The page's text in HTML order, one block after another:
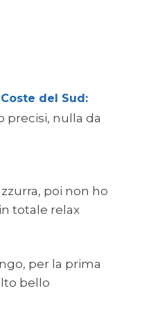
del Sud:
precisi, nulla da
poi non ho
totale relax
per la prima
bello